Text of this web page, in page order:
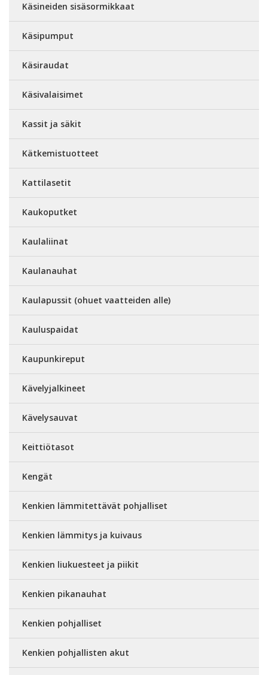
Käsineiden sisäsormikkaat
Käsipumput
Käsiraudat
Käsivalaisimet
Kassit ja säkit
Kätkemistuotteet
Kattilasetit
Kaukoputket
Kaulaliinat
Kaulanauhat
Kaulapussit (ohuet vaatteiden alle)
Kauluspaidat
Kaupunkireput
Kävelyjalkineet
Kävelysauvat
Keittiötasot
Kengät
Kenkien lämmitettävät pohjalliset
Kenkien lämmitys ja kuivaus
Kenkien liukuesteet ja piikit
Kenkien pikanauhat
Kenkien pohjalliset
Kenkien pohjallisten akut